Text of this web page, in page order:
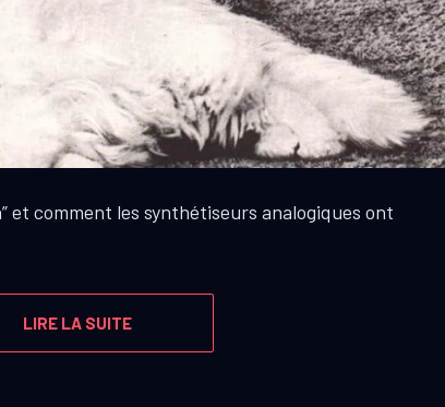
et comment les synthétiseurs analogiques ont
LIRE LA SUITE